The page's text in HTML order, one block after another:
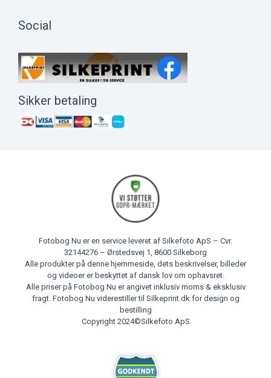
Social
Sikker betaling
Fotobog Nu er en service leveret af Silkefoto ApS – Cvr.
32144276 – Ørstedsvej 1, 8600 Silkeborg
Alle produkter på denne hjemmeside, dets beskrivelser, billeder
og videoer er beskyttet af dansk lov om ophavsret.
Alle priser på Fotobog Nu er angivet inklusiv moms & eksklusiv
fragt. Fotobog Nu viderestiller til Silkeprint.dk for design og
bestilling
Copyright 2024©Silkefoto ApS